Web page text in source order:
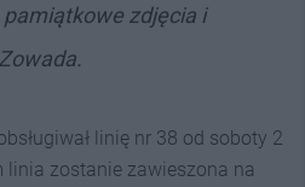
zdjęcia i
linię nr 38 od soboty 2
zostanie zawieszona na